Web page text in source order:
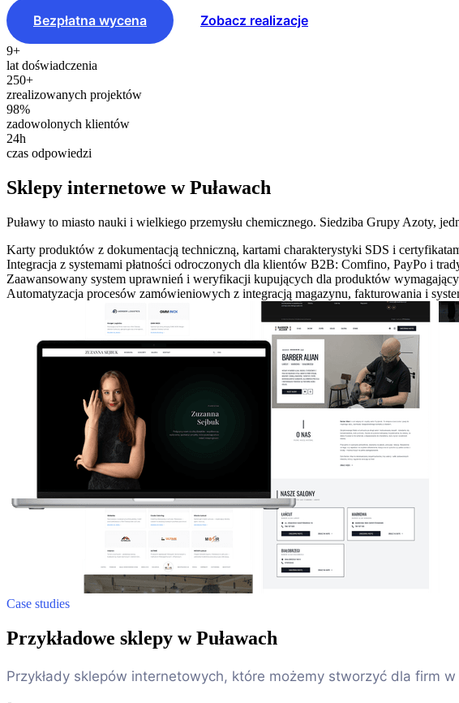
Bezpłatna wycena Zobacz realizacje
9+
lat doświadczenia
250+
zrealizowanych projektów
98%
zadowolonych klientów
24h
czas odpowiedzi
Sklepy internetowe w Puławach
Puławy to miasto nauki i wielkiego przemysłu chemicznego. Siedziba Grupy Azoty,
Karty produktów z dokumentacją techniczną, kartami charakterystyki SDS i
Integracja z systemami płatności odroczonych dla klientów B2B: Comfino, PayPo i
Zaawansowany system uprawnień i weryfikacji kupujących dla produktów
Automatyzacja procesów zamówieniowych z integracją magazynu, fakturowania i
Case studies
Przykładowe sklepy w Puławach
Przykłady sklepów internetowych, które możemy stworzyć dla firm